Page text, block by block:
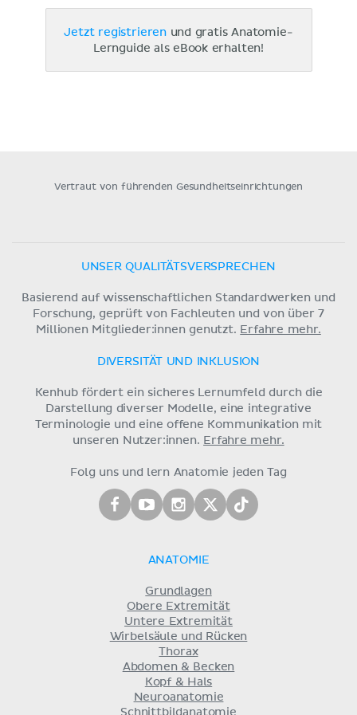
Jetzt registrieren und gratis Anatomie-
Lernguide als eBook erhalten!
Vertraut von führenden Gesundheitseinrichtungen
UNSER QUALITÄTSVERSPRECHEN
Basierend auf wissenschaftlichen Standardwerken und
Forschung, geprüft von Fachleuten und von über 7
Millionen Mitglieder:innen genutzt. Erfahre mehr.
DIVERSITÄT UND INKLUSION
Kenhub fördert ein sicheres Lernumfeld durch die
Darstellung diverser Modelle, eine integrative
Terminologie und eine offene Kommunikation mit
unseren Nutzer:innen. Erfahre mehr.
Folg uns und lern Anatomie jeden Tag
ANATOMIE
Grundlagen
Obere Extremität
Untere Extremität
Wirbelsäule und Rücken
Thorax
Abdomen & Becken
Kopf & Hals
Neuroanatomie
Schnittbildanatomie